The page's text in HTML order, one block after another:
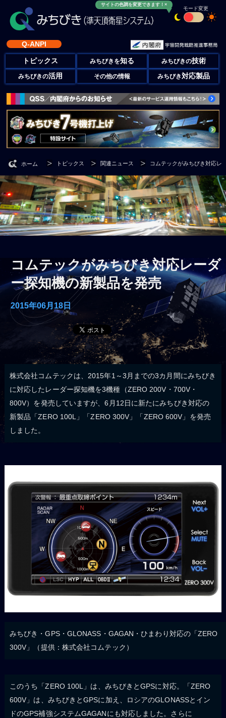
サイトの色調を変更できます！×
モード変更
Q-ANPI
トピックス みちびきを知る みちびきの技術
みちびきの活用 その他の情報 みちびき対応製品
ホーム トピックス 関連ニュース コムテックがみちびき対応レ
コムテックがみちびき対応レーダ
ー探知機の新製品を発売
2015年06月18日
株式会社コムテックは、2015年1～3月までの3カ月間にみちびき
に対応したレーダー探知機を3機種（ZERO 200V・700V・
800V）を発売していますが、6月12日に新たにみちびき対応の
新製品「ZERO 100L」「ZERO 300V」「ZERO 600V」を発売
しました。
みちびき・GPS・GLONASS・GAGAN・ひまわり対応の「ZERO
300V」（提供：株式会社コムテック）
このうち「ZERO 100L」は、みちびきとGPSに対応。「ZERO
600V」は、みちびきとGPSに加え、ロシアのGLONASSとイン
ドのGPS補強システムGAGANにも対応しました。さらに